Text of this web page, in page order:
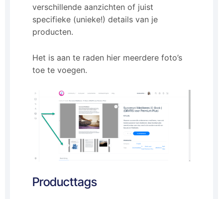
verschillende aanzichten of juist
specifieke (unieke!) details van je
producten.
Het is aan te raden hier meerdere foto’s
toe te voegen.
Producttags